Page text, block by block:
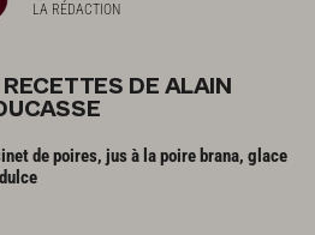
LA RÉDACTION
DE ALAIN
depoires, jusà lapoire brana, glace
dulce